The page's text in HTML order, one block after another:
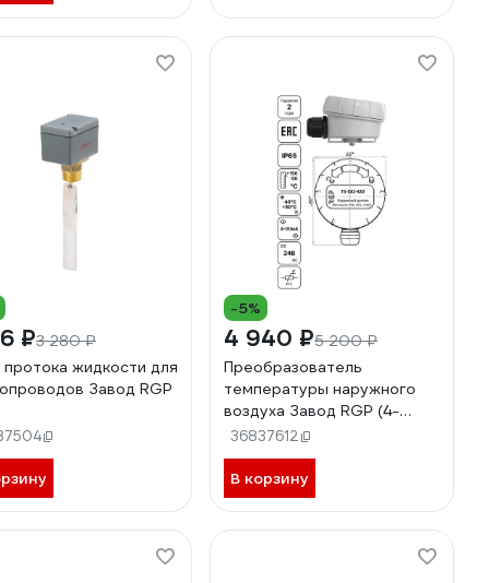
₽3 280 ₽
жидкости для
Завод RGP
-5%
4 940 ₽5 200 ₽
Преобразователь
температуры наружного
воздуха Завод RGP (4-
20мА, -50…+150) TS-E02-
420
36837612
В корзину